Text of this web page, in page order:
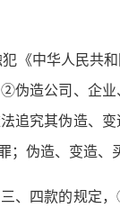
《中华人民共
造公司、企
追究其伪造、
伪造、变造、
、四款的规定